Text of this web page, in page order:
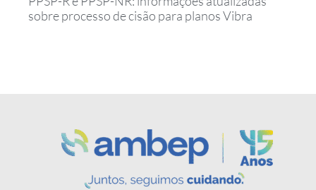
sobre processo de cisão para planos Vibra